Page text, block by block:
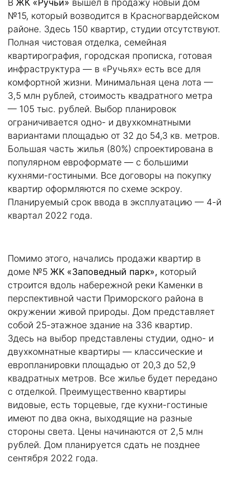
В ЖК «Ручьи» вышел в продажу новый дом
№15, который возводится в Красногвардейском
районе. Здесь 150 квартир, студии отсутствуют.
Полная чистовая отделка, семейная
квартирография, городская прописка, готовая
инфраструктура — в «Ручьях» есть все для
комфортной жизни. Минимальная цена лота —
3,5 млн рублей, стоимость квадратного метра
— 105 тыс. рублей. Выбор планировок
ограничивается одно- и двухкомнатными
вариантами площадью от 32 до 54,3 кв. метров.
Большая часть жилья (80%) спроектирована в
популярном евроформате — с большими
кухнями-гостиными. Все договоры на покупку
квартир оформляются по схеме эскроу.
Планируемый срок ввода в эксплуатацию — 4-й
квартал 2022 года.
Помимо этого, начались продажи квартир в
доме №5 ЖК «Заповедный парк», который
строится вдоль набережной реки Каменки в
перспективной части Приморского района в
окружении живой природы. Дом представляет
собой 25-этажное здание на 336 квартир.
Здесь на выбор представлены студии, одно- и
двухкомнатные квартиры — классические и
европланировки площадью от 20,3 до 52,9
квадратных метров. Все жилье будет передано
с отделкой. Преимущественно квартиры
видовые, есть торцевые, где кухни-гостиные
имеют по два окна, выходящие на разные
стороны света. Цены начинаются от 2,5 млн
рублей. Дом планируется сдать не позднее
сентября 2022 года.